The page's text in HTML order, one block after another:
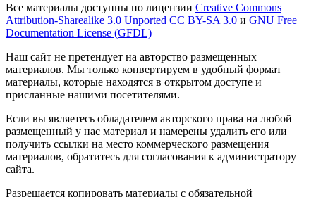
Все материалы доступны по лицензии Creative Commons
Attribution-Sharealike 3.0 Unported CC BY-SA 3.0 и GNU Free
Documentation License (GFDL)
Наш сайт не претендует на авторство размещенных
материалов. Мы только конвертируем в удобный формат
материалы, которые находятся в открытом доступе и
присланные нашими посетителями.
Если вы являетесь обладателем авторского права на любой
размещенный у нас материал и намерены удалить его или
получить ссылки на место коммерческого размещения
материалов, обратитесь для согласования к администратору
сайта.
Разрешается копировать материалы с обязательной